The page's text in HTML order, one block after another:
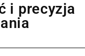
i precyzja